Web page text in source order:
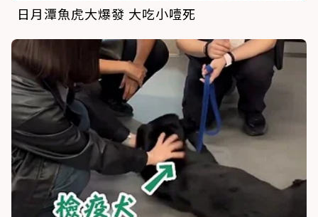
日月潭魚虎大爆發 大吃小噎死